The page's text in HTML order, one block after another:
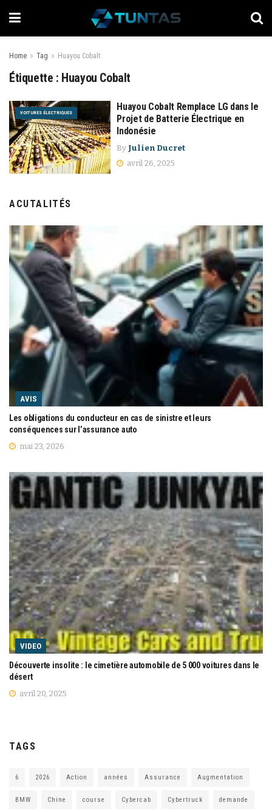
Home Tag Huayou Cobalt
Étiquette : Huayou Cobalt
VOITURES ÉLECTRIQUES
Huayou Cobalt Remplace LG dans le
Projet de Batterie Électrique en
Indonésie
By Julien Ducret
avril 26, 2025
ACUTALITÉS
AVIS
Les obligations du conducteur en cas de sinistre et leurs
conséquences sur l’assurance auto
mai 23, 2026
VIDEO
Découverte insolite : le cimetière automobile de 5 000 voitures dans le
désert
avril 20, 2025
TAGS
6 2026 Action années Assurance Augmentation
BMW Chine course Cybercab Cybertruck demande